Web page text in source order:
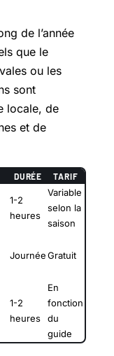
de l’année
que le
ou les
sont
locale, de
et de
DURÉE TARIF
1-2
heures
Variable
selon la
saison
JournéeGratuit
1-2
heures
En
fonction
du
guide